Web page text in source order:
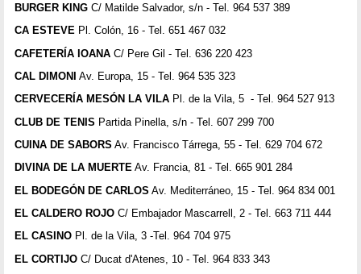
BURGER KING C/ Matilde Salvador, s/n - Tel. 964 537 389
CA ESTEVE Pl. Colón, 16 - Tel. 651 467 032
CAFETERÍA IOANA C/ Pere Gil - Tel. 636 220 423
CAL DIMONI Av. Europa, 15 - Tel. 964 535 323
CERVECERÍA MESÓN LA VILA Pl. de la Vila, 5 - Tel. 964 527 913
CLUB DE TENIS Partida Pinella, s/n - Tel. 607 299 700
CUINA DE SABORS Av. Francisco Tárrega, 55 - Tel. 629 704 672
DIVINA DE LA MUERTE Av. Francia, 81 - Tel. 665 901 284
EL BODEGÓN DE CARLOS Av. Mediterráneo, 15 - Tel. 964 834 001
EL CALDERO ROJO C/ Embajador Mascarrell, 2 - Tel. 663 711 444
EL CASINO Pl. de la Vila, 3 -Tel. 964 704 975
EL CORTIJO C/ Ducat d'Atenes, 10 - Tel. 964 833 343